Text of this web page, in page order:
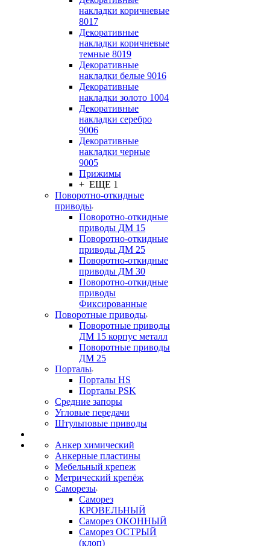
накладки коричневые
8017
Декоративные
накладки коричневые
темные 8019
Декоративные
накладки белые 9016
Декоративные
накладки золото 1004
Декоративные
накладки серебро
9006
Декоративные
накладки черные
9005
Прижимы
+ ЕЩЕ 1
Поворотно-откидные
приводы
Поворотно-откидные
приводы ДМ 15
Поворотно-откидные
приводы ДМ 25
Поворотно-откидные
приводы ДМ 30
Поворотно-откидные
приводы
Фиксированные
Поворотные приводы
Поворотные приводы
ДМ 15 корпус металл
Поворотные приводы
ДМ 25
Порталы
Порталы HS
Порталы PSK
Средние запоры
Угловые передачи
Штульповые приводы
Анкер химический
Анкерные пластины
Мебельный крепеж
Метрический крепёж
Саморезы
Саморез
КРОВЕЛЬНЫЙ
Саморез ОКОННЫЙ
Саморез ОСТРЫЙ
(клоп)